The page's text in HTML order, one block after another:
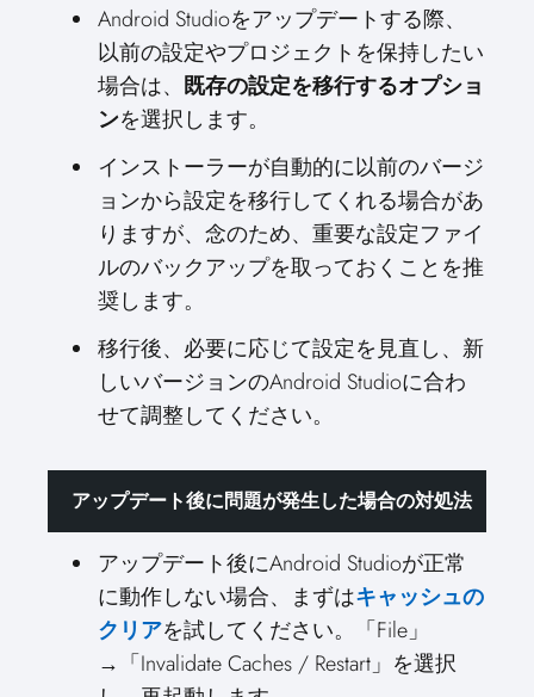
Android Studioをアップデートする際、
以前の設定やプロジェクトを保持したい
場合は、 既存の設定を移行するオプショ
ンを選択します。
インストーラーが自動的に以前のバージ
ョンから設定を移行してくれる場合があ
りますが、念のため、重要な設定ファイ
ルのバックアップを取っておくことを推
奨します。
移行後、必要に応じて設定を見直し、新
しいバージョンのAndroid Studioに合わ
せて調整してください。
アップデート後に問題が発生した場合の対処法
アップデート後にAndroid Studioが正常
に動作しない場合、まずはキャッシュの
クリアを試してください。「File」
→「Invalidate Caches / Restart」を選択